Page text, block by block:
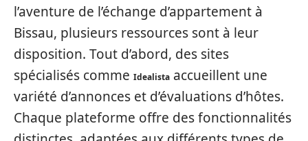
l’aventure de l’échange d’appartement à
Bissau, plusieurs ressources sont à leur
disposition. Tout d’abord, des sites
spécialisés comme Idealista accueillent une
variété d’annonces et d’évaluations d’hôtes.
Chaque plateforme offre des fonctionnalités